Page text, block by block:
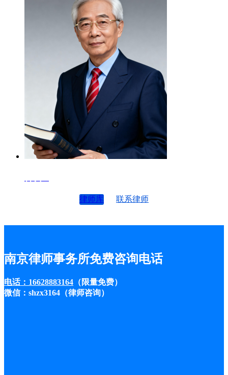
律师库 联系律师
南京律师事务所免费咨询电话
电话：16628883164 （限量免费）
微信：shzx3164（律师咨询）